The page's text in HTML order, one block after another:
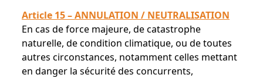
Article 15 – ANNULATION / NEUTRALISATION
En cas de force majeure, de catastrophe
naturelle, de condition climatique, ou de toutes
autres circonstances, notamment celles mettant
en danger la sécurité des concurrents,